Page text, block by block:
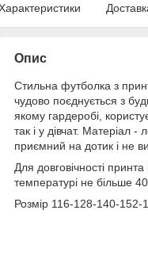
Опис
Стильна футболка з
чудово поєднується з
якому гардеробі,
так і у дівчат. Матеріал
приємний на дотик і не
Для довговічності
температурі не більше 40
Розмір 116-128-140-152-